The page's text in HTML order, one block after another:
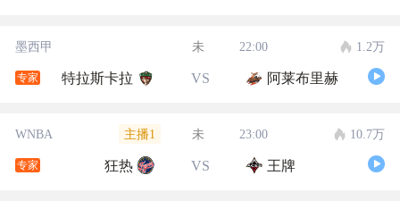
墨西甲 未 22:00 1.2万
专家 特拉斯卡拉 VS 阿莱布里赫
WNBA 主播1 未 23:00 10.7万
专家 狂热 VS 王牌